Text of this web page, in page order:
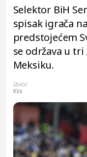
Selektor BiH
spisak igrača
predstojećem
se održava u tri
Meksiku.
Izvor:
Klix